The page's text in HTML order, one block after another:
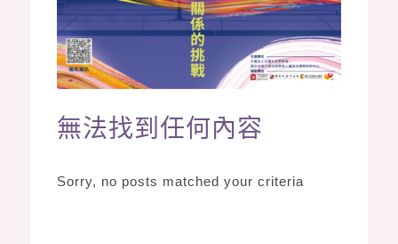
無法找到任何內容
Sorry, no posts matched your criteria